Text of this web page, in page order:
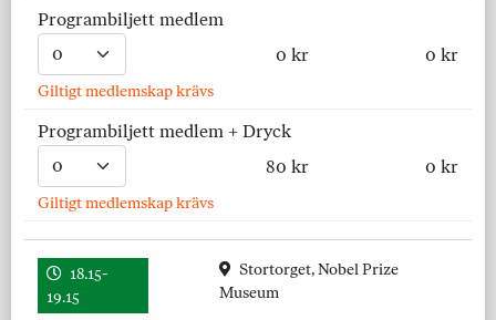
Programbiljett medlem
0 kr
0 kr
Giltigt medlemskap krävs
Programbiljett medlem + Dryck
80 kr
0 kr
Giltigt medlemskap krävs
18.15-
19.15
Stortorget, Nobel Prize
Museum